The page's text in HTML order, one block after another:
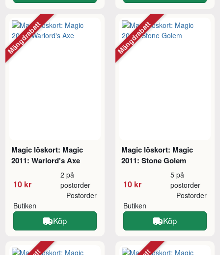
Magic löskort: Magic
2011: Warlord's Axe
10 kr
2 på
postorder
Butiken
Postorder
Köp
Mängdrabatt
Magic löskort: Magic
2011: Stone Golem
10 kr
5 på
postorder
Butiken
Postorder
Köp
Mängdrabatt